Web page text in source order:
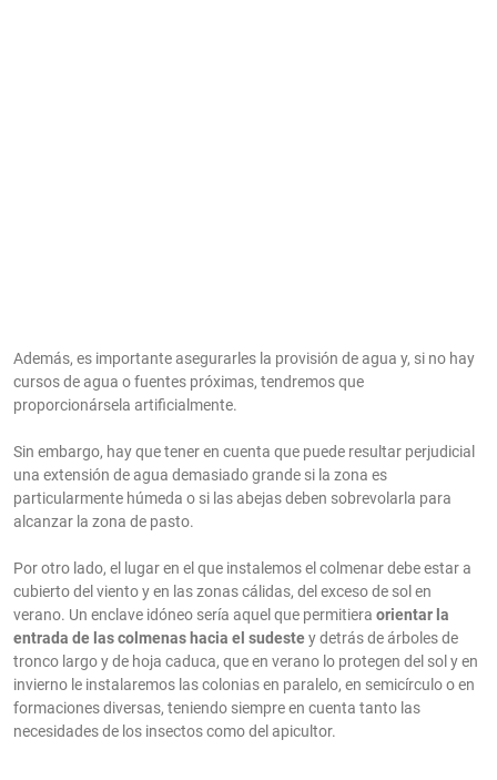
Además, es importante asegurarles la provisión de agua y, si no hay
cursos de agua o fuentes próximas, tendremos que
proporcionársela artificialmente.
Sin embargo, hay que tener en cuenta que puede resultar perjudicial
una extensión de agua demasiado grande si la zona es
particularmente húmeda o si las abejas deben sobrevolarla para
alcanzar la zona de pasto.
Por otro lado, el lugar en el que instalemos el colmenar debe estar a
cubierto del viento y en las zonas cálidas, del exceso de sol en
verano. Un enclave idóneo sería aquel que permitiera orientar la
entrada de las colmenas hacia el sudestey detrás de árboles de
tronco largo y de hoja caduca, que en verano lo protegen del sol y en
invierno le instalaremos las colonias en paralelo, en semicírculo o en
formaciones diversas, teniendo siempre en cuenta tanto las
necesidades de los insectos como del apicultor.